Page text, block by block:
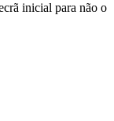
inicial para não o